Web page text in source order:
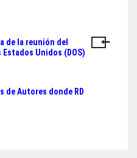
de la reunión del
Unidos (DOS)
de Autores donde RD